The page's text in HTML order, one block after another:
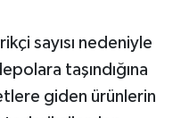
sayısı nedeniyle
taşındığına
giden ürünlerin